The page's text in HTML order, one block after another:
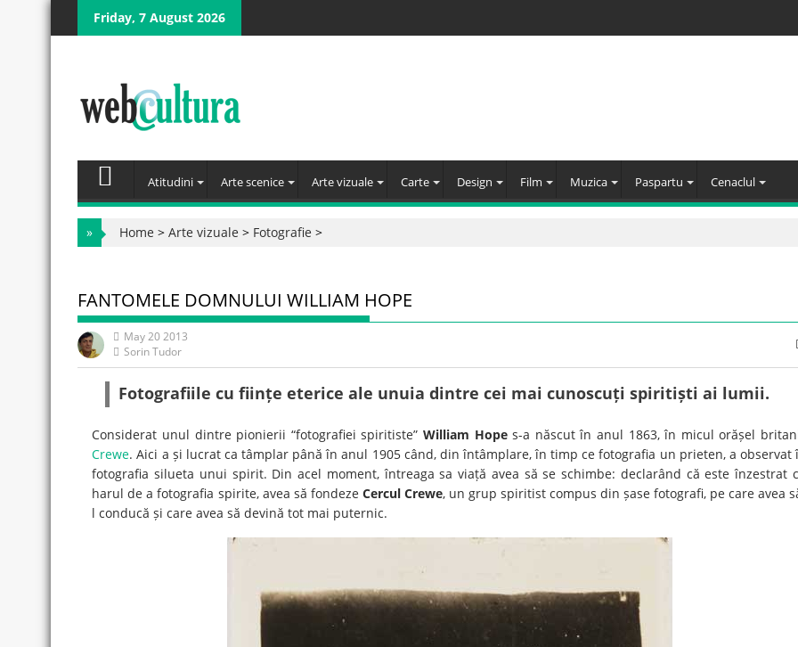
Skip
Friday, 7 August 2026
Atitudini Arte scenice Arte vizuale Carte Design Film Muzica Paspartu Cenaclul
» Home > Arte vizuale > Fotografie >
FANTOMELE DOMNULUI WILLIAM HOPE
May 20 2013
Sorin Tudor
Fotografiile cu ființe eterice ale unuia dintre cei mai cunoscuți spiritiști ai lumii.
Considerat unul dintre pionierii “fotografiei spiritiste” William Hopes-a născut în anul 1863, în micul orășel
Crewe. Aici a și lucrat ca tâmplar până în anul 1905 când, din întâmplare, în timp ce fotografia un prieten, a observat
fotografia silueta unui spirit. Din acel moment, întreaga sa viață avea să se schimbe: declarând că este înzestrat
harul de a fotografia spirite, avea să fondeze Cercul Crewe, un grup spiritist compus din șase fotografi, pe care avea
l conducă și care avea să devină tot mai puternic.